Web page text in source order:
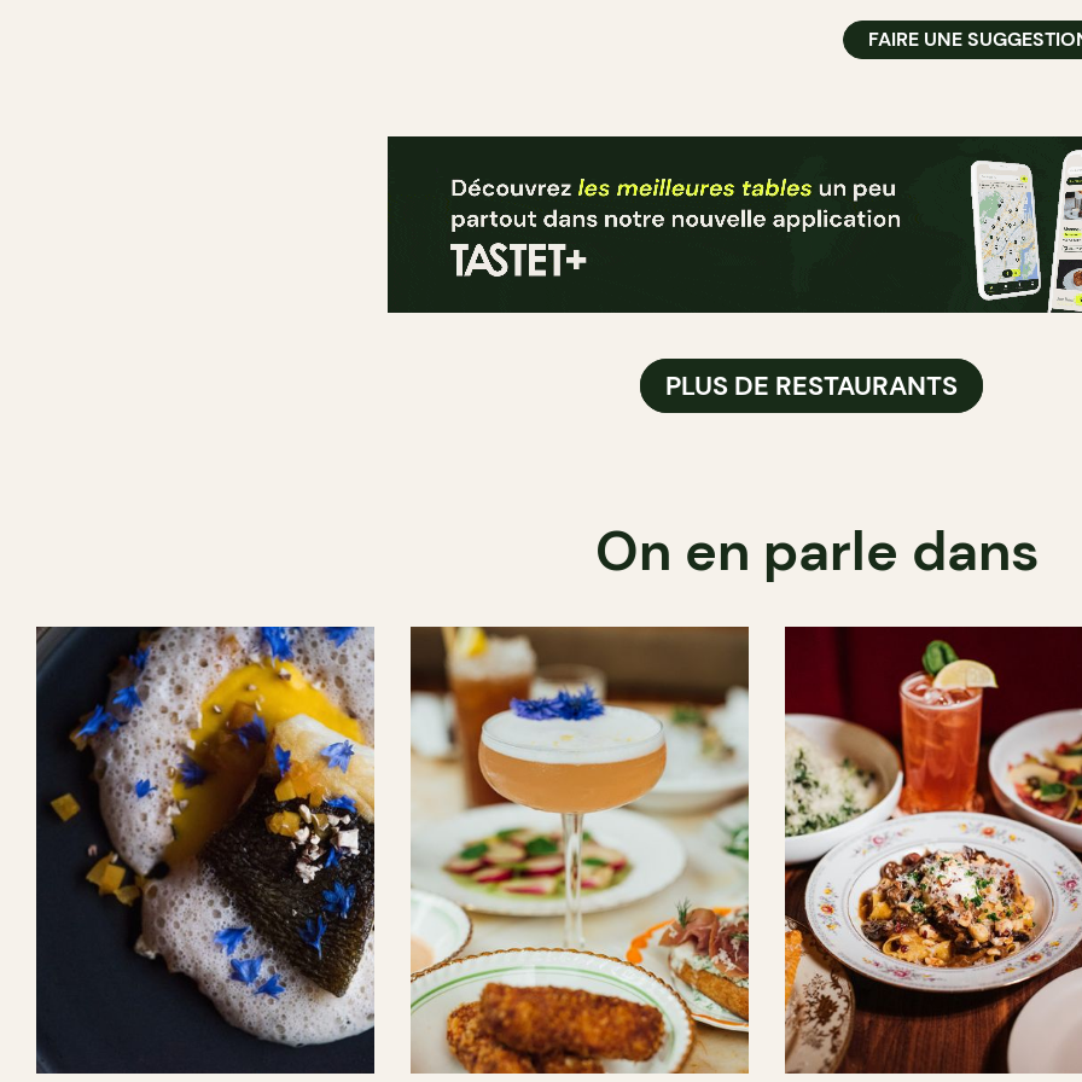
FAIRE UNE
PLUS DE RESTAURANTS
On en parle dans